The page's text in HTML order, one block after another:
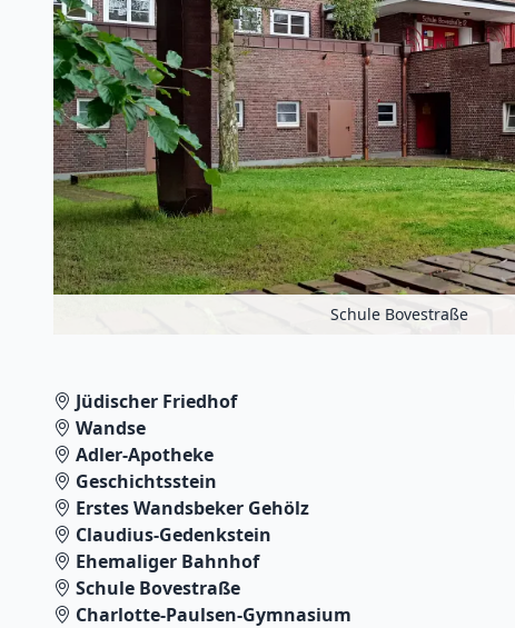
Schule Bovestraße
Jüdischer Friedhof
Wandse
Adler-Apotheke
Geschichtsstein
Erstes Wandsbeker Gehölz
Claudius-Gedenkstein
Ehemaliger Bahnhof
Schule Bovestraße
Charlotte-Paulsen-Gymnasium